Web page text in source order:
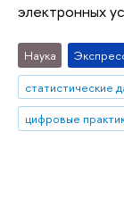
электронных
Наука
статистические
цифровые